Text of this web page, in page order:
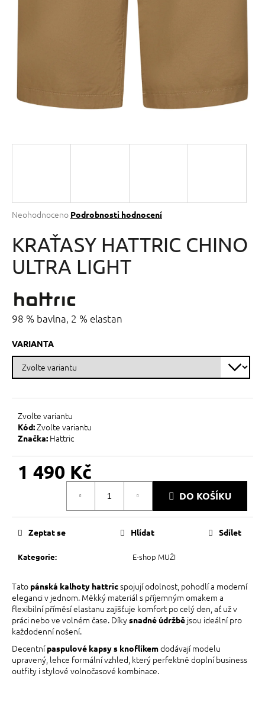
Průměrné
produktu
je
0,0
z
hvězdiček.
Neohodnoceno Podrobnosti hodnocení
KRAŤASY HATTRIC CHINO
ULTRA LIGHT
98 % bavlna, 2 % elastan
VARIANTA
Zvolte variantu
Kód:Zvolte variantu
Značka: Hattric
1 490 Kč
DO KOŠÍKU
Kategorie: E-shop MUŽI
Zeptat se Hlídat Sdílet
Tato pánská kalhoty hattricspojují odolnost, pohodlí a moderní
eleganci v jednom. Měkký materiál s příjemným omakem a
flexibilní příměsí elastanu zajišťuje komfort po celý den, ať už v
práci nebo ve volném čase. Díkysnadné údržbě jsou ideální pro
každodenní nošení.
Decentnípaspulové kapsy s knoflíkemdodávají modelu
upravený, lehce formální vzhled, který perfektně doplní business
outfity i stylové volnočasové kombinace.
a
?
o
p
r
u
č
j
e
m